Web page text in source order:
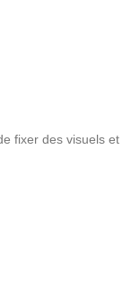
fixer des visuels et